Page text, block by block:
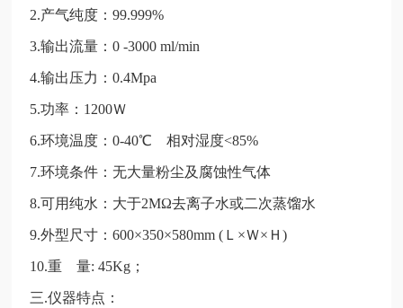
2.产气纯度：99.999%
3.输出流量：0 -3000 ml/min
4.输出压力：0.4Mpa
5.功率：1200Ｗ
6.环境温度：0-40℃ 相对湿度<85%
7.环境条件：无大量粉尘及腐蚀性气体
8.可用纯水：大于2MΩ去离子水或二次蒸馏水
9.外型尺寸：600×350×580mm (Ｌ×Ｗ×Ｈ)
10.重 量: 45Kg；
三.仪器特点：